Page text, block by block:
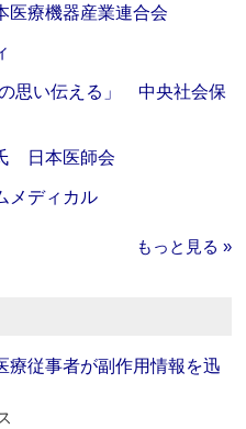
療機器産業連合会
思い伝える」 中央社会保
日本医師会
メディカル
もっと見る »
療従事者が副作用情報を迅